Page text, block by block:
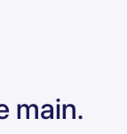
main.